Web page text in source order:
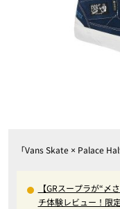
「Vans Skate × Palace
【GRスープラが“〆
チ体験レビュー！限